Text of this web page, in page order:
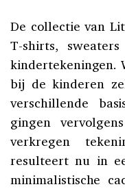
De collectie van
T-shirts,
kindertekeningen.
bij de kinderen
verschillende
gingen
verkregen
resulteert nu in
minimalistische